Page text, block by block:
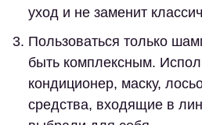
уход и не заменит
Пользоваться только
быть комплексным.
кондиционер, маску,
средства, входящие в